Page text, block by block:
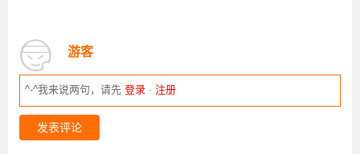
游客
^-^我来说两句，请先登录 · 注册
发表评论